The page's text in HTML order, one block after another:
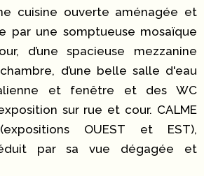
cuisine ouverte aménagée et
par une somptueuse mosaïque
d’une spacieuse mezzanine
d’une belle salle d'eau
et fenêtre et des WC
sur rue et cour. CALME
OUEST et EST),
par sa vue dégagée et